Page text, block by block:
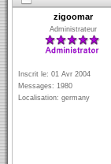
zigoomar
Administrateur
Inscrit le: 01 Avr 2004
Messages: 1980
Localisation: germany